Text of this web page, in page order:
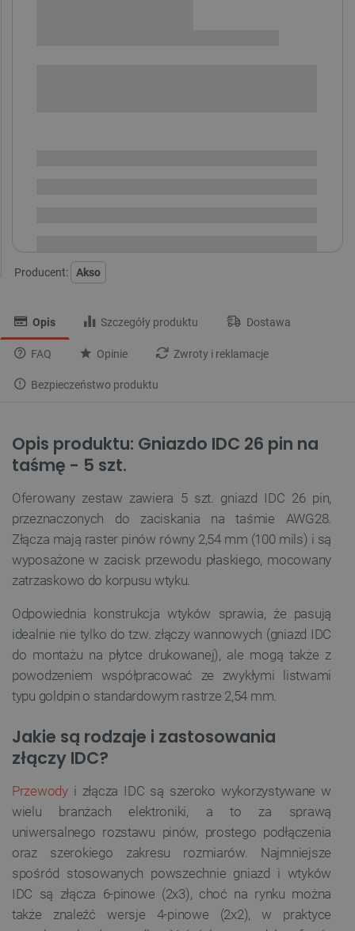
Producent: Akso
Opis Szczegóły produktu Dostawa
FAQ Opinie Zwroty i reklamacje
Bezpieczeństwo produktu
Opis produktu: Gniazdo IDC 26 pin na
taśmę - 5 szt.
Oferowany zestaw zawiera 5 szt. gniazd IDC 26 pin,
przeznaczonych do zaciskania na taśmie AWG28.
Złącza mają raster pinów równy 2,54 mm (100 mils) i są
wyposażone w zacisk przewodu płaskiego, mocowany
zatrzaskowo do korpusu wtyku.
Odpowiednia konstrukcja wtyków sprawia, że pasują
idealnie nie tylko do tzw. złączy wannowych (gniazd IDC
do montażu na płytce drukowanej), ale mogą także z
powodzeniem współpracować ze zwykłymi listwami
typu goldpin o standardowym rastrze 2,54 mm.
Jakie są rodzaje i zastosowania
złączy IDC?
Przewodyi złącza IDC są szeroko wykorzystywane w
wielu branżach elektroniki, a to za sprawą
uniwersalnego rozstawu pinów, prostego podłączenia
oraz szerokiego zakresu rozmiarów. Najmniejsze
spośród stosowanych powszechnie gniazd i wtyków
IDC są złącza 6-pinowe (2x3), choć na rynku można
także znaleźć wersje 4-pinowe (2x2), w praktyce